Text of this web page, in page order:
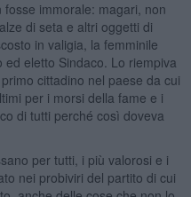
immorale: magari, non
di seta e altri oggetti di
in valigia, la femminile
eletto Sindaco. Lo riempiva
cittadino nel paese da cui
per i morsi della fame e i
di tutti perché così doveva
per tutti, i più valorosi e i
nei probiviri del partito di cui